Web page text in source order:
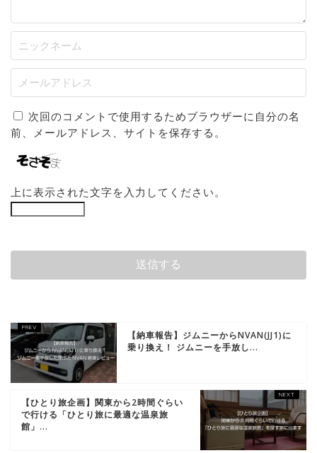
次回のコメントで使用するためブラウザーに自分の名
前、メールアドレス、サイトを保存する。
上に表示された文字を入力してください。
【納車報告】ジムニーからNVAN(JJ1)に
乗り換え！ ジムニーを手放し...
【ひとり旅企画】関東から2時間ぐらい
で行ける「ひとり旅に最適な温泉旅
館」...